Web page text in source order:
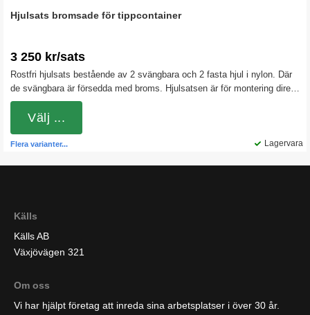
Hjulsats bromsade för tippcontainer
3 250 kr/sats
Rostfri hjulsats bestående av 2 svängbara och 2 fasta hjul i nylon. Där
de svängbara är försedda med broms. Hjulsatsen är för montering direkt
under gaffeltunnlarna på våra tippcontainrar. Nylonhjulen är hårda och
rullar lätt även vid tyngre belastningar. Byglarna är i rostfritt stål
Lagervara
Flera varianter...
Välj ...
Källs
Källs AB
Växjövägen 321
Om oss
Vi har hjälpt företag att inreda sina arbetsplatser i över 30 år.